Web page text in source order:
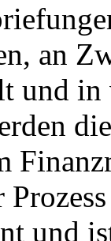
an
und in
und